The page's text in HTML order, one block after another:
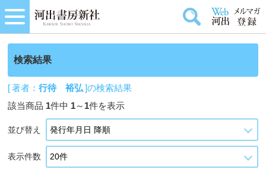
検索結果
[ 著者：行待 裕弘]の検索結果
該当商品 1件中 1～ 1件を表示
並び替え
表示件数